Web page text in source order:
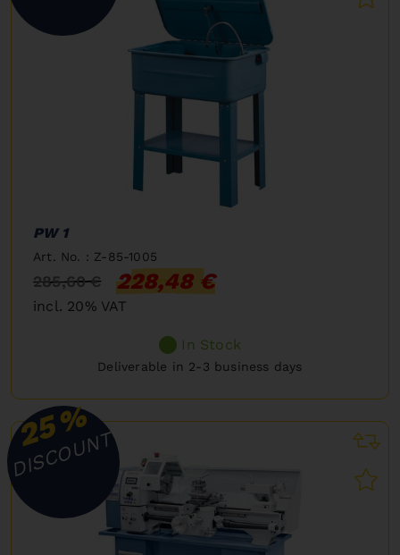
PW 1
Art. No. : Z-85-1005
285,60 € 228,48 €
incl. 20% VAT
In Stock
Deliverable in 2-3 business days
25%
DISCOUNT